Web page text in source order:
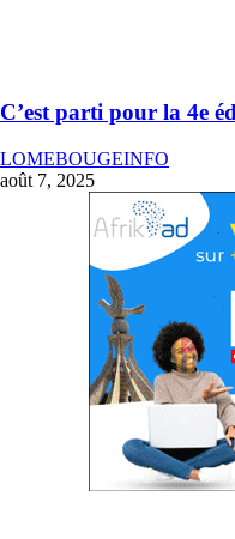
C’est parti pour la 4e
LOMEBOUGEINFO
août 7, 2025